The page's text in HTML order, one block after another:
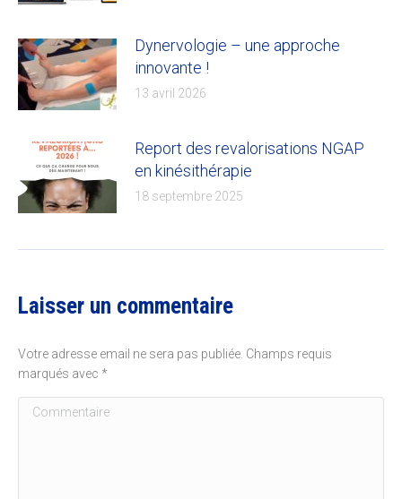
Dynervologie – une approche
innovante !
13 avril 2026
Report des revalorisations NGAP
en kinésithérapie
18 septembre 2025
Laisser un commentaire
Votre adresse email ne sera pas publiée. Champs requis
marqués avec *
Commentaire